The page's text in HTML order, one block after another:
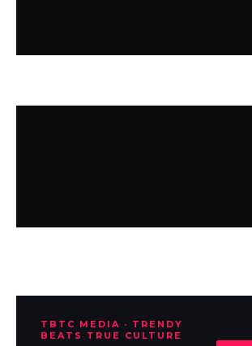
TBTC MEDIA · TRENDY
BEATS TRUE CULTURE